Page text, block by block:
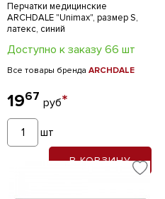
Перчатки медицинские
ARCHDALE "Unimax", размер S,
латекс, синий
Доступно к заказу 66 шт
Все товары бренда ARCHDALE
1967 руб*
шт
В КОРЗИНУ